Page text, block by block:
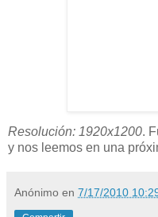
Resolución: 1920x1200.
y nos leemos en una
Anónimo en 7/17/2010